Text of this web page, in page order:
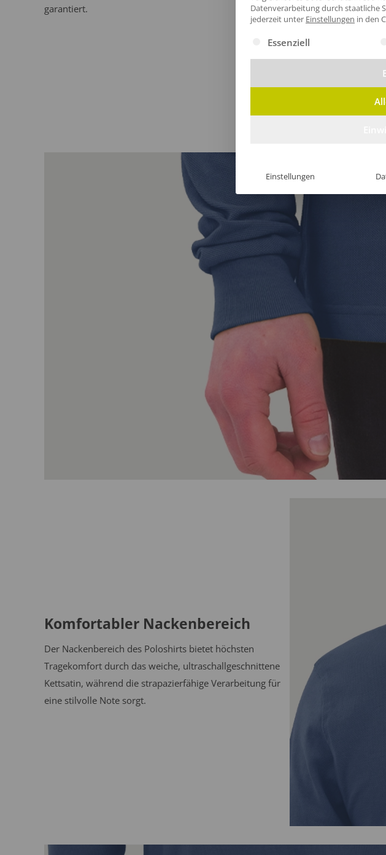
garantiert.
Komfortabler Nackenbereich
Der Nackenbereich des Poloshirts bietet höchsten
Tragekomfort durch das weiche, ultraschallgeschnittene
Kettsatin, während die strapazierfähige Verarbeitung für
eine stilvolle Note sorgt.
Datenverarbeitung durch staatliche
jederzeit unter Einstellungen in den
Es folgt eine Liste der
Essenziell
Einstellungen